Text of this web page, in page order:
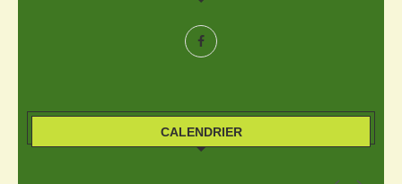
CALENDRIER